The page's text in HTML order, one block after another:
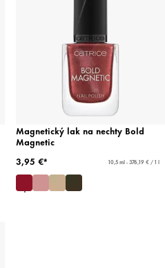
Magnetický lak na nechty Bold
Magnetic
3,95 €*
10,5 ml - 376,19 € / 1 l